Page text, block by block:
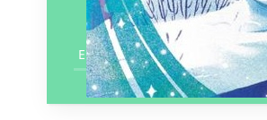
En savoir plus